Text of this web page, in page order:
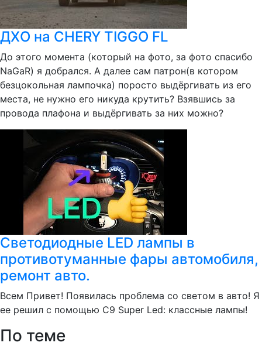
ДХО на CHERY TIGGO FL
До этого момента (который на фото, за фото спасибо
NaGaR) я добрался. А далее сам патрон(в котором
безцокольная лампочка) поросто выдёргивать из его
места, не нужно его никуда крутить? Взявшись за
провода плафона и выдёргивать за них можно?
Светодиодные LED лампы в
противотуманные фары автомобиля,
ремонт авто.
Всем Привет! Появилась проблема со светом в авто! Я
ее решил с помощью C9 Super Led: классные лампы!
По теме